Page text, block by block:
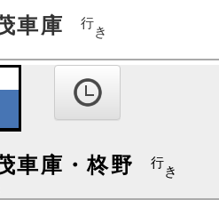
車庫 行き
車庫・柊野 行き